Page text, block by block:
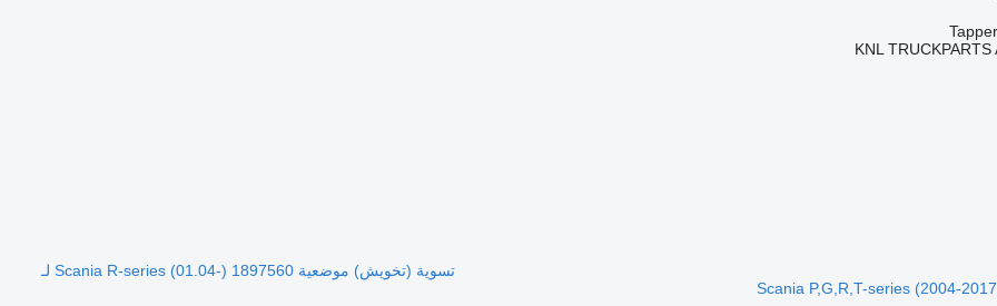
KNL
تسوية (تخويش) موضعية Scania R-series (01.04-) 1897560 لـ